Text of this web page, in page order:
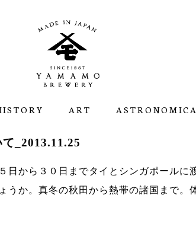
ART
_2013.11.25
日から３０日までタイとシンガポールに
うか。真冬の秋田から熱帯の諸国まで。